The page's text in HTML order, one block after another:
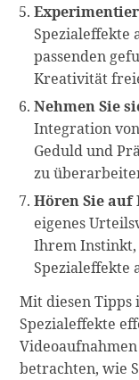
Spezialeffekte
passenden
Kreativität
Nehmen Sie
Integration
Geduld und
zu
Hören Sie
eigenes
Ihrem Instinkt,
Spezialeffekte
Mit diesen Tipps
Spezialeffekte
betrachten, wie